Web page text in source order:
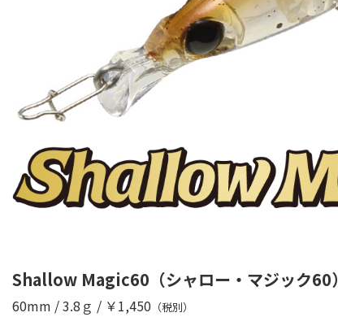
Shallow Magic60（シャロー・マジック60）
60mm / 3.8ｇ / ￥1,450 （税別）